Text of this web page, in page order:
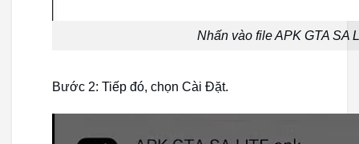
Nhấn vào file APK GTA SA
Bước 2: Tiếp đó, chọn Cài Đặt.